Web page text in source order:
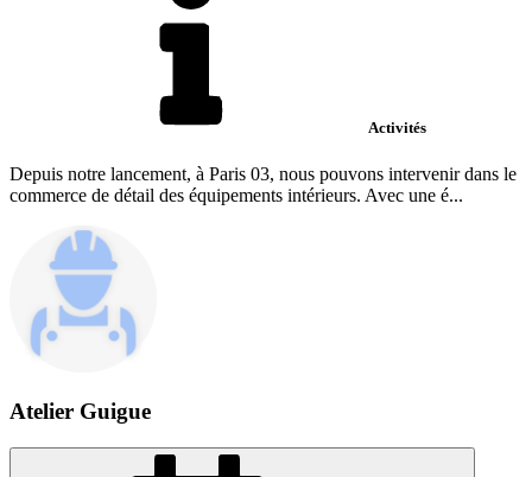
Activités
Depuis notre lancement, à Paris 03, nous pouvons intervenir dans le
commerce de détail des équipements intérieurs. Avec une é...
Atelier Guigue